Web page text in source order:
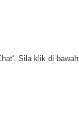
Sila klik di bawah